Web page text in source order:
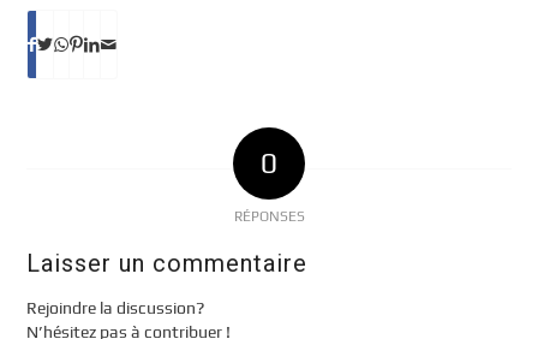
0
RÉPONSES
Laisser un commentaire
Rejoindre la discussion?
N’hésitez pas à contribuer !